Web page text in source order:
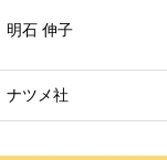
明石 伸子
ナツメ社